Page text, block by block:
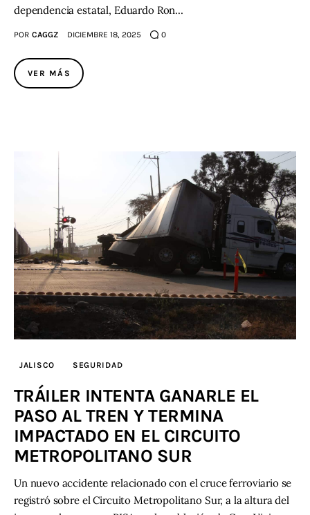
dependencia estatal, Eduardo Ron…
POR CAGGZ DICIEMBRE 18, 2025 0
VER MÁS
JALISCO SEGURIDAD
TRÁILER INTENTA GANARLE EL
PASO AL TREN Y TERMINA
IMPACTADO EN EL CIRCUITO
METROPOLITANO SUR
Un nuevo accidente relacionado con el cruce ferroviario se
registró sobre el Circuito Metropolitano Sur, a la altura del